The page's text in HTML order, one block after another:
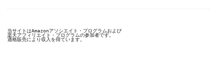
当サイトはAmazonアソシエイト・プログラムおよび
楽天アフィリエイト・プログラムの参加者です。
適格販売により収入を得ています。